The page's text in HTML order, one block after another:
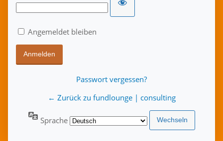
Angemeldet bleiben
Passwort vergessen?
← Zurück zu fundlounge | consulting
Sprache